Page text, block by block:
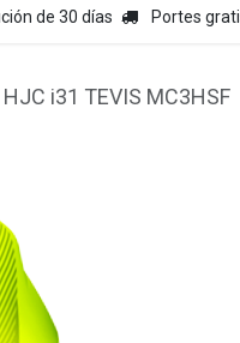
de 30 días Portes
i31 TEVIS MC3HSF